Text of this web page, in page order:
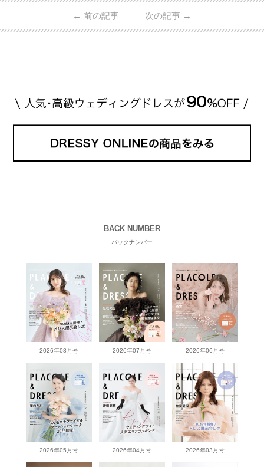
日本で人気のブランドまで幅広くご紹介。 さらに、
・愛用している芸能人夫婦 ・リングの特徴や魅力 ・
← 前の記事 次の記事 →
BACK NUMBER
バックナンバー
2026年08月号 2026年07月号 2026年06月号
2026年05月号 2026年04月号 2026年03月号